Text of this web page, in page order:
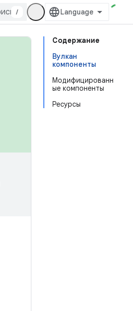
/
Содержание
Вулкан
компоненты
Модифицированн
ые компоненты
Ресурсы